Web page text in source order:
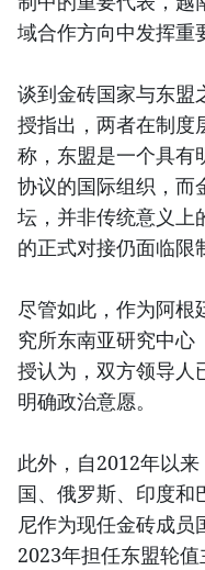
域合作方向中发挥重
谈到金砖国家与东盟
授指出，两者在制度
称，东盟是一个具有
协议的国际组织，而
坛，并非传统意义上
的正式对接仍面临限
尽管如此，作为阿根
究所东南亚研究中心
授认为，双方领导人
明确政治意愿。
此外，自2012年以
国、俄罗斯、印度和
尼作为现任金砖成员
2023年担任东盟轮